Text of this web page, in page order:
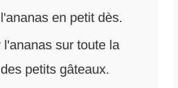
en petit dès.
l'ananas sur toute la
petits gâteaux.